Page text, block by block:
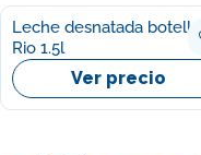
Leche desnatada botella
Rio 1.5l
Ver precio